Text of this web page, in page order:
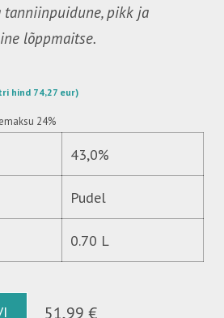
pikk ja
lõppmaitse.
hind 74,27 eur)
24%
43,0%
Pudel
0.70 L
51,99 €